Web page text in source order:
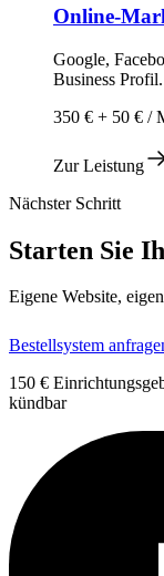
Online-
Google,
Business
350 € + 50 € /
Zur Leistung
Nächster Schritt
Starten Sie
Eigene Website,
Bestellsystem
150 €
kündbar